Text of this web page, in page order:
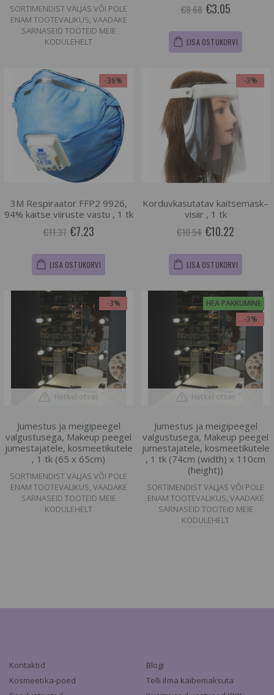
SORTIMENDIST VÄLJAS VÕI POLE
ENAM TOOTEVALIKUS, VAADAKE
SARNASEID TOOTEID MEIE
KODULEHELT
€8.68 €3.05
LISA OSTUKORVI
-36%
3M Respiraator FFP2 9926,
94% kaitse viiruste vastu , 1 tk
€11.37 €7.23
LISA OSTUKORVI
-3%
Korduvkasutatav kaitsemask–
visiir , 1 tk
€10.54 €10.22
LISA OSTUKORVI
-3%
Hetkel otsas
Jumestus ja meigipeegel
valgustusega, Makeup peegel
jumestajatele, kosmeetikutele
, 1 tk (65 x 65cm)
SORTIMENDIST VÄLJAS VÕI POLE
ENAM TOOTEVALIKUS, VAADAKE
SARNASEID TOOTEID MEIE
KODULEHELT
HEA PAKKUMINE
-3%
Hetkel otsas
Jumestus ja meigipeegel
valgustusega, Makeup peegel
jumestajatele, kosmeetikutele
, 1 tk (74cm (width) x 110cm
(height))
SORTIMENDIST VÄLJAS VÕI POLE
ENAM TOOTEVALIKUS, VAADAKE
SARNASEID TOOTEID MEIE
KODULEHELT
Kontaktid
Kosmeetika-poed
Blogi
Telli ilma käibemaksuta